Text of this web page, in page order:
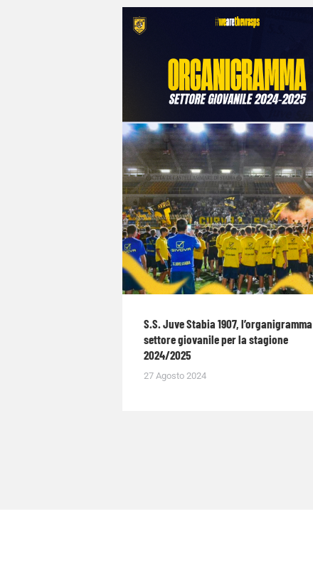
S.S. Juve Stabia 1907,
settore giovanile per la stagione
2024/2025
27 Agosto 2024